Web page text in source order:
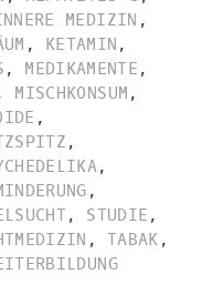
MEDIZIN ,
, KETAMIN ,
, MEDIKAMENTE ,
MISCHKONSUM ,
,
,
,
,
, STUDIE ,
, TABAK ,